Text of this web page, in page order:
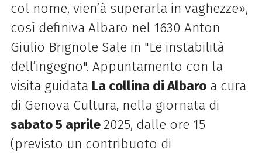
col nome, vien’à superarla in vaghezze»,
così definiva Albaro nel 1630 Anton
Giulio Brignole Sale in "Le instabilità
dell’ingegno". Appuntamento con la
visita guidata La collina di Albaroa cura
di Genova Cultura, nella giornata di
sabato 5 aprile2025, dalle ore 15
(previsto un contribuoto di